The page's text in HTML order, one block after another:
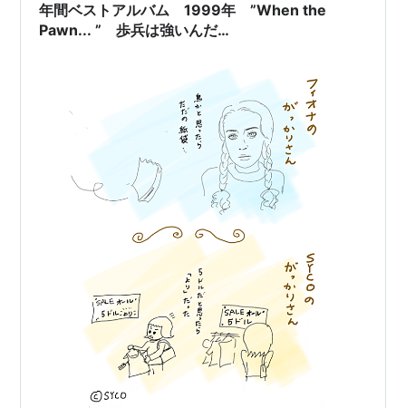
年間ベストアルバム 1999年 ”When the
Pawn... ” 歩兵は強いんだ…